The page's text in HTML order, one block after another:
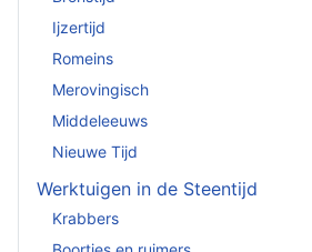
Ijzertijd
Romeins
Merovingisch
Middeleeuws
Nieuwe Tijd
Werktuigen in de Steentijd
Krabbers